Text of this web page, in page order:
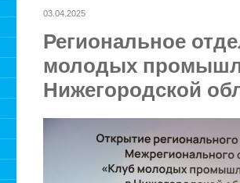
03.04.2025
Региональное
молодых
Нижегородской